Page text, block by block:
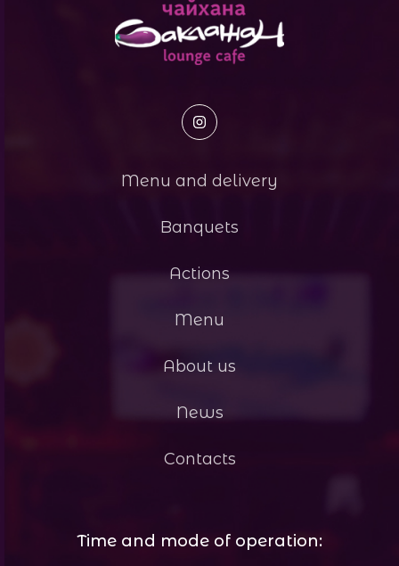
Menu and delivery
Banquets
Actions
Menu
About us
News
Contacts
Time and mode of operation: